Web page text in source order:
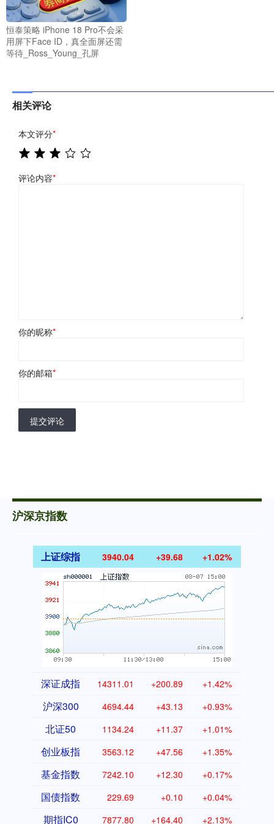
恒泰策略 iPhone 18 Pro不会采
用屏下Face ID，真全面屏还需
等待_Ross_Young_孔屏
相关评论
本文评分*
评论内容*
你的昵称*
你的邮箱*
提交评论
沪深京指数
上证综指 3940.04 +39.68 +1.02%
深证成指 14311.01 +200.89 +1.42%
沪深300 4694.44 +43.13 +0.93%
北证50 1134.24 +11.37 +1.01%
创业板指 3563.12 +47.56 +1.35%
基金指数 7242.10 +12.30 +0.17%
国债指数 229.69 +0.10 +0.04%
期指IC0 7877.80 +164.40 +2.13%